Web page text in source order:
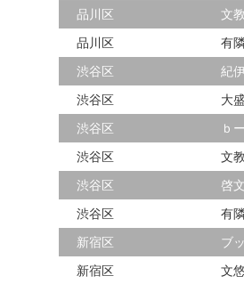
品川区
文
品川区
有
渋谷区
紀
渋谷区
大
渋谷区
ｂ
渋谷区
文
渋谷区
啓
渋谷区
有
新宿区
ブ
新宿区
文